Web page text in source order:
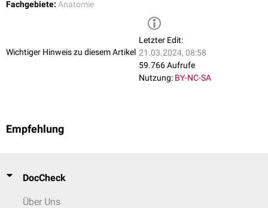
Fachgebiete: Anatomie
Wichtiger Hinweis zu diesem Artikel
Letzter Edit:
21.03.2024, 08:58
59.766 Aufrufe
Nutzung: BY-NC-SA
Empfehlung
DocCheck
Über Uns